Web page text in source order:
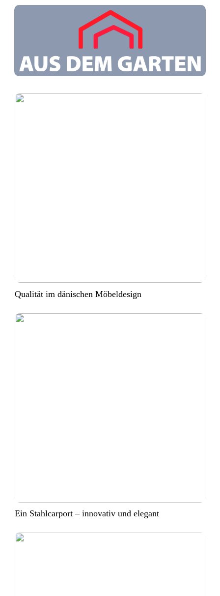
Qualität im dänischen Möbeldesign
Ein Stahlcarport – innovativ und elegant